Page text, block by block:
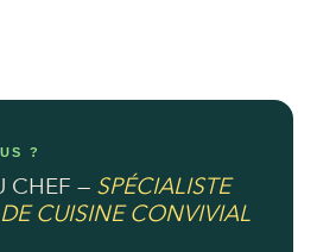
?
CHEF — SPÉCIALISTE
CUISINE CONVIVIAL